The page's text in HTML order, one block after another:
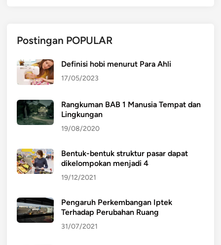
Postingan POPULAR
Definisi hobi menurut Para Ahli
17/05/2023
Rangkuman BAB 1 Manusia Tempat dan
Lingkungan
19/08/2020
Bentuk-bentuk struktur pasar dapat
dikelompokan menjadi 4
19/12/2021
Pengaruh Perkembangan Iptek
Terhadap Perubahan Ruang
31/07/2021